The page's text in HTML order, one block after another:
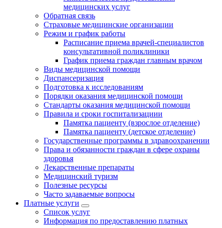
медицинских услуг
Обратная связь
Страховые медицинские организации
Режим и график работы
Расписание приема врачей-специалистов
консультативной поликлиники
График приема граждан главным врачом
Виды медицинской помощи
Диспансеризация
Подготовка к исследованиям
Порядки оказания медицинской помощи
Стандарты оказания медицинской помощи
Правила и сроки госпитализациии
Памятка пациенту (взрослое отделение)
Памятка пациенту (детское отделение)
Государственные программы в здравоохранении
Права и обязанности граждан в сфере охраны
здоровья
Лекарственные препараты
Медицинский туризм
Полезные ресурсы
Часто задаваемые вопросы
Платные услуги
Список услуг
Информация по предоставлению платных